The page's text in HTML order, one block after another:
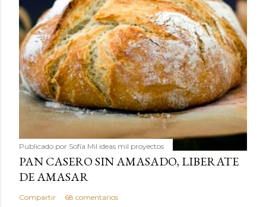
Publicado por Sofía Mil ideas mil proyectos
PAN CASERO SIN AMASADO, LIBERATE
DE AMASAR
Compartir 68 comentarios